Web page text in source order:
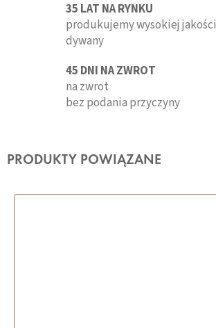
35 LAT NA RYNKU
produkujemy wysokiej jakości
dywany
45 DNI NA ZWROT
na zwrot
bez podania przyczyny
PRODUKTY POWIĄZANE